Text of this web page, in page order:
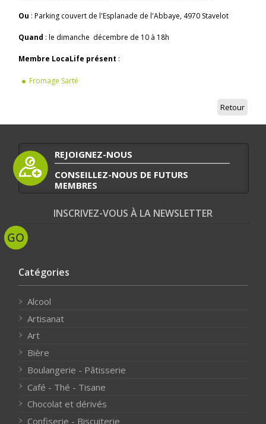
Ou : Parking couvert de l'Esplanade de l'Abbaye, 4970 Stavelot
Quand : le dimanche décembre de 10 à 18h
Membre LocaLife présent :
Fromage Sarté
Retour
REJOIGNEZ-NOUS
CONSEILLEZ-NOUS DE FUTURS
MEMBRES
INSCRIVEZ-VOUS À LA NEWSLETTER
Catégories
Alcool
Artisanat
Art
Bière
Boulangerie - Pâtisserie
Café - Thé - Tisane
Chocolat et dérivés
Confiserie - Biscuiterie